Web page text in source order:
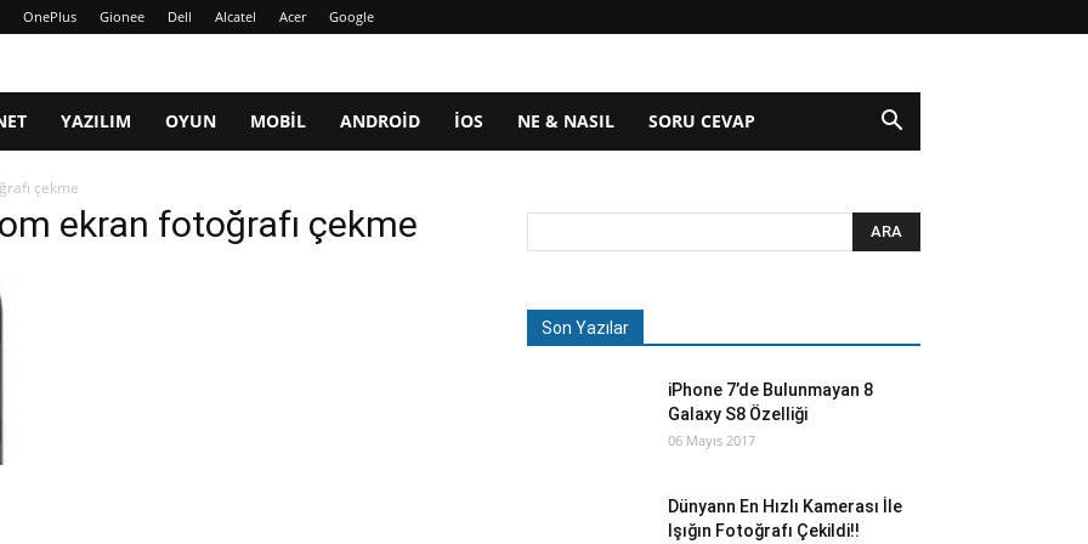
OnePlus Gionee Dell Alcatel Acer Google
YAZILIM OYUN MOBIL ANDROID IOS NE & NASIL SORU CEVAP
çekme
ekran fotoğrafı çekme
Son Yazılar
iPhone 7’de Bulunmayan 8
Galaxy S8 Özelliği
06 Mayıs 2017
Dünyann En Hızlı Kamerası İle
Işığın Fotoğrafı Çekildi!!